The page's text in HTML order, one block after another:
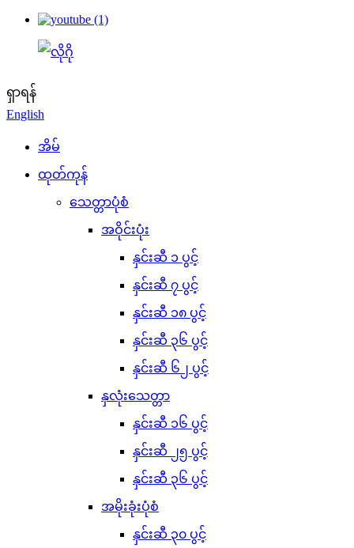
ရှာရန်
English
အိမ်
ထုတ်ကုန်
သေတ္တာပုံစံ
အဝိုင်းပုံး
နှင်းဆီ ၁ ပွင့်
နှင်းဆီ ၇ ပွင့်
နှင်းဆီ ၁၈ ပွင့်
နှင်းဆီ ၃၆ ပွင့်
နှင်းဆီ ၆၂ ပွင့်
နှလုံးသေတ္တာ
နှင်းဆီ ၁၆ ပွင့်
နှင်းဆီ ၂၅ ပွင့်
နှင်းဆီ ၃၆ ပွင့်
အမိုးခုံးပုံစံ
နှင်းဆီ ၃၀ ပွင့်